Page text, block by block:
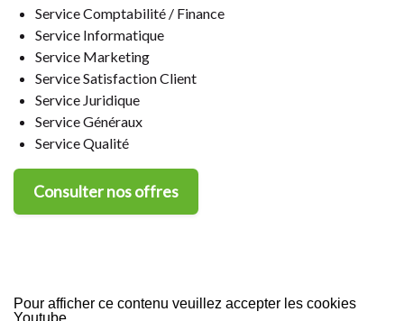
Service Comptabilité / Finance
Service Informatique
Service Marketing
Service Satisfaction Client
Service Juridique
Service Généraux
Service Qualité
Consulter nos offres
Pour afficher ce contenu veuillez accepter les cookies
Youtube